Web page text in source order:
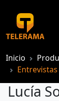
Inicio
Lucía